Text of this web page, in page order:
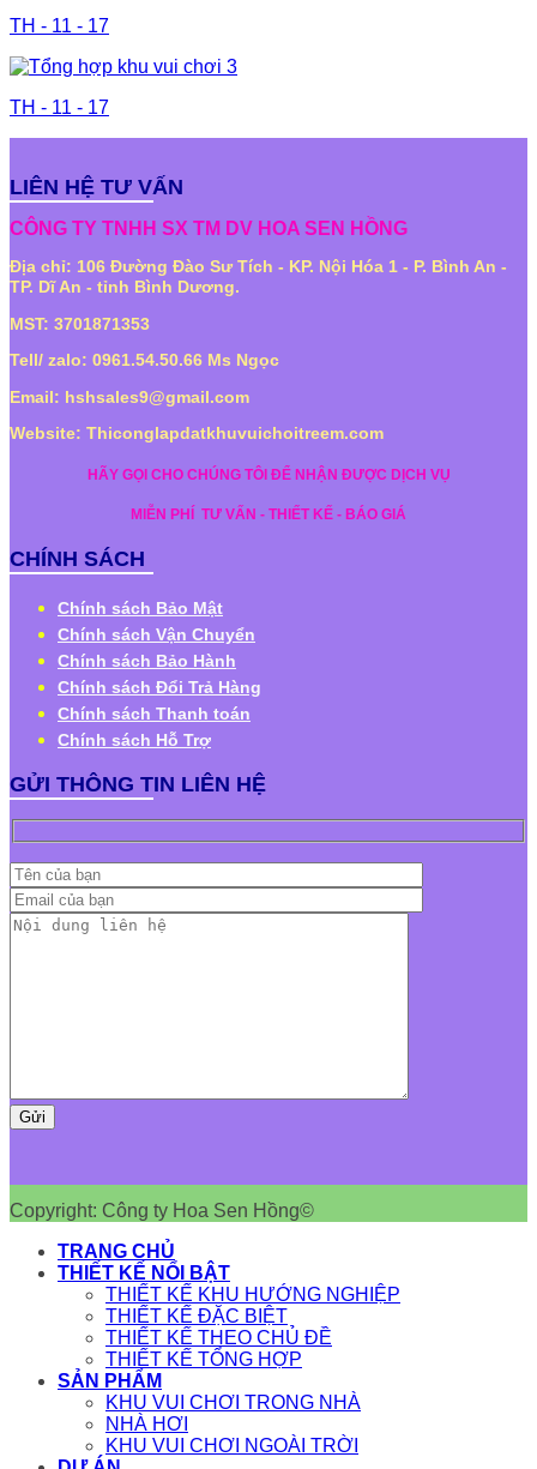
TH - 11 - 17
TH - 11 - 17
LIÊN HỆ TƯ VẤN
CÔNG TY TNHH SX TM DV HOA SEN HỒNG
Địa chỉ: 106 Đường Đào Sư Tích - KP. Nội Hóa 1 - P. Bình An -
TP. Dĩ An - tỉnh Bình Dương.
MST: 3701871353
Tell/ zalo: 0961.54.50.66 Ms Ngọc
Email: hshsales9@gmail.com
Website: Thiconglapdatkhuvuichoitreem.com
HÃY GỌI CHO CHÚNG TÔI ĐỂ NHẬN ĐƯỢC DỊCH VỤ
MIỄN PHÍ TƯ VẤN - THIẾT KẾ - BÁO GIÁ
CHÍNH SÁCH
Chính sách Bảo Mật
Chính sách Vận Chuyển
Chính sách Bảo Hành
Chính sách Đổi Trả Hàng
Chính sách Thanh toán
Chính sách Hỗ Trợ
GỬI THÔNG TIN LIÊN HỆ
Copyright: Công ty Hoa Sen Hồng©
TRANG CHỦ
THIẾT KẾ NỔI BẬT
THIẾT KẾ KHU HƯỚNG NGHIỆP
THIẾT KẾ ĐẶC BIỆT
THIẾT KẾ THEO CHỦ ĐỀ
THIẾT KẾ TỔNG HỢP
SẢN PHẨM
KHU VUI CHƠI TRONG NHÀ
NHÀ HƠI
KHU VUI CHƠI NGOÀI TRỜI